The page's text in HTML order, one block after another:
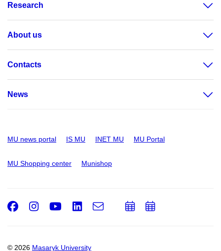
Research
About us
Contacts
News
MU news portal IS MU INET MU MU Portal
MU Shopping center Munishop
© 2026 Masaryk University
Facebook
Instagram
Youtube
LinkedIn
e-
AddAdd